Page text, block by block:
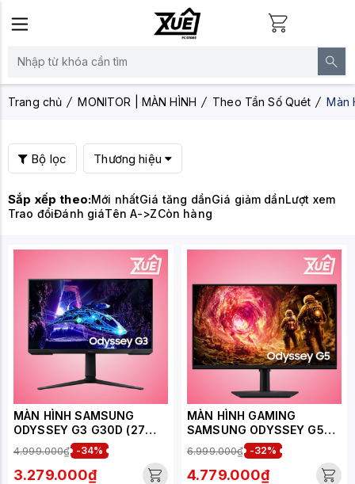
Trang chủ MONITOR | MÀN HÌNH Theo Tần Số Quét Màn
Bộ lọc Thương hiệu
Sắp xếp theo:Mới nhấtGiá tăng dầnGiá giảm dầnLượt xem
Trao đổiĐánh giáTên A->ZCòn hàng
MÀN HÌNH SAMSUNG
ODYSSEY G3 G30D (27
INCH - VA - FHD - 180HZ -
1MS)(LS27DG302EEXXV)
4.999.000₫ -34%
3.279.000₫
MÀN HÌNH GAMING
SAMSUNG ODYSSEY G5
G50F LS27FG502EEXXV
(27 INCH - IPS - 2K -
180HZ - 1MS)
6.999.000₫ -32%
4.779.000₫